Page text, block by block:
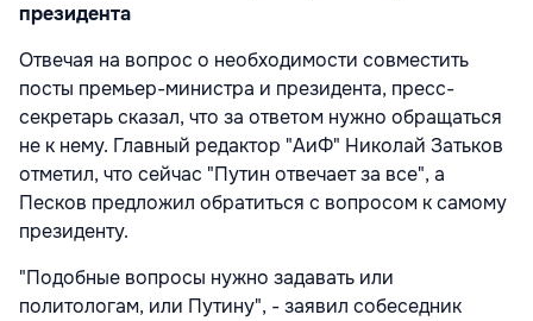
президента
Отвечая на вопрос о необходимости совместить
посты премьер-министра и президента, пресс-
секретарь сказал, что за ответом нужно обращаться
не к нему. Главный редактор "АиФ" Николай Затьков
отметил, что сейчас "Путин отвечает за все", а
Песков предложил обратиться с вопросом к самому
президенту.
"Подобные вопросы нужно задавать или
политологам, или Путину", - заявил собеседник